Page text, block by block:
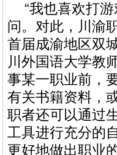
“我也喜欢打
问。对此，川渝
首届成渝地区双
川外国语大学教
事某一职业前，
有关书籍资料，
职者还可以通过
工具进行充分的
更好地做出职业